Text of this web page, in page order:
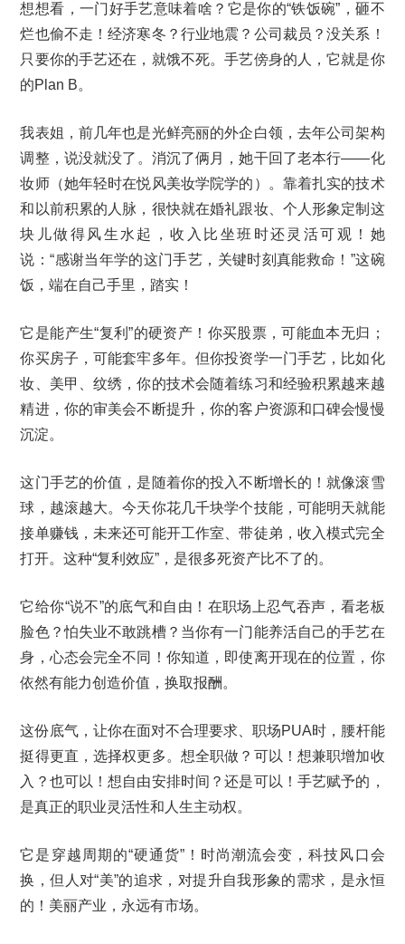
想想看，一门好手艺意味着啥？它是你的“铁饭碗”，砸不
烂也偷不走！经济寒冬？行业地震？公司裁员？没关系！
只要你的手艺还在，就饿不死。手艺傍身的人，它就是你
的Plan B。
我表姐，前几年也是光鲜亮丽的外企白领，去年公司架构
调整，说没就没了。消沉了俩月，她干回了老本行——化
妆师（她年轻时在悦风美妆学院学的）。靠着扎实的技术
和以前积累的人脉，很快就在婚礼跟妆、个人形象定制这
块儿做得风生水起，收入比坐班时还灵活可观！她
说：“感谢当年学的这门手艺，关键时刻真能救命！”这碗
饭，端在自己手里，踏实！
它是能产生“复利”的硬资产！你买股票，可能血本无归；
你买房子，可能套牢多年。但你投资学一门手艺，比如化
妆、美甲、纹绣，你的技术会随着练习和经验积累越来越
精进，你的审美会不断提升，你的客户资源和口碑会慢慢
沉淀。
这门手艺的价值，是随着你的投入不断增长的！就像滚雪
球，越滚越大。今天你花几千块学个技能，可能明天就能
接单赚钱，未来还可能开工作室、带徒弟，收入模式完全
打开。这种“复利效应”，是很多死资产比不了的。
它给你“说不”的底气和自由！在职场上忍气吞声，看老板
脸色？怕失业不敢跳槽？当你有一门能养活自己的手艺在
身，心态会完全不同！你知道，即使离开现在的位置，你
依然有能力创造价值，换取报酬。
这份底气，让你在面对不合理要求、职场PUA时，腰杆能
挺得更直，选择权更多。想全职做？可以！想兼职增加收
入？也可以！想自由安排时间？还是可以！手艺赋予的，
是真正的职业灵活性和人生主动权。
它是穿越周期的“硬通货”！时尚潮流会变，科技风口会
换，但人对“美”的追求，对提升自我形象的需求，是永恒
的！美丽产业，永远有市场。